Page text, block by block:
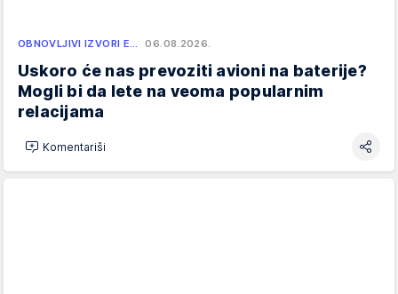
OBNOVLJIVI IZVORI E… 06.08.2026.
Uskoro će nas prevoziti avioni na baterije?
Mogli bi da lete na veoma popularnim
relacijama
Komentariši